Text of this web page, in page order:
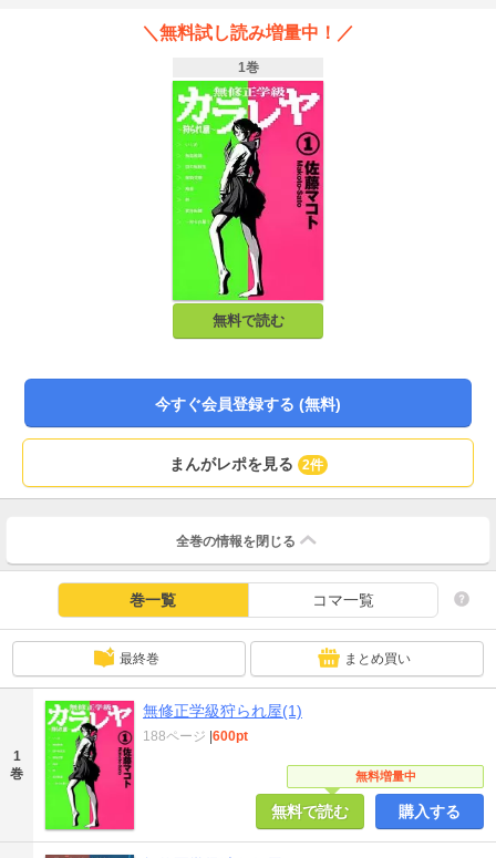
＼無料試し読み増量中！／
1巻
無料で読む
今すぐ会員登録する (無料)
まんがレポを見る 2件
全巻の情報を 閉じる
巻一覧 コマ一覧
最終巻 まとめ買い
1
巻
無修正学級狩られ屋(1)
無料増量中
188ページ |600pt
無料で読む 購入する